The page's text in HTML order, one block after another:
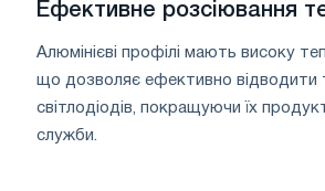
Ефективне розсіювання
Алюмінієві профілі мають високу
що дозволяє ефективно відводити
світлодіодів, покращуючи їх
служби.